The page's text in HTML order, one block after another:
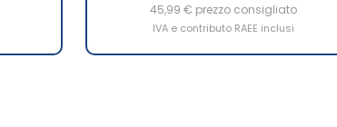
45,99 € prezzo consigliato
IVA e contributo RAEE inclusi